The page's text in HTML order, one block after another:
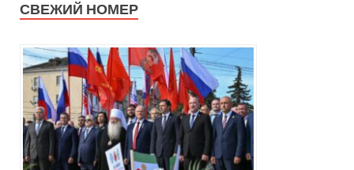
СВЕЖИЙ НОМЕР